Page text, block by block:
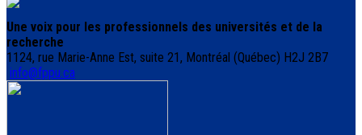
Une voix pour les professionnels des universités et de la
recherche
1124, rue Marie-Anne Est, suite 21, Montréal (Québec) H2J 2B7
info@fppu.ca